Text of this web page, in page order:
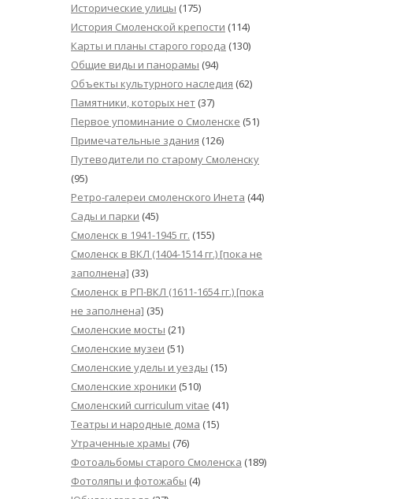
Исторические улицы (175)
История Смоленской крепости (114)
Карты и планы старого города (130)
Общие виды и панорамы (94)
Объекты культурного наследия (62)
Памятники, которых нет (37)
Первое упоминание о Смоленске (51)
Примечательные здания (126)
Путеводители по старому Смоленску
(95)
Ретро-галереи смоленского Инета (44)
Сады и парки (45)
Смоленск в 1941-1945 гг. (155)
Смоленск в ВКЛ (1404-1514 гг.) [пока не
заполнена] (33)
Смоленск в РП-ВКЛ (1611-1654 гг.) [пока
не заполнена] (35)
Смоленские мосты (21)
Смоленские музеи (51)
Смоленские уделы и уезды (15)
Смоленские хроники (510)
Смоленский сurriculum vitae (41)
Театры и народные дома (15)
Утраченные храмы (76)
Фотоальбомы старого Смоленска (189)
Фотоляпы и фотожабы (4)